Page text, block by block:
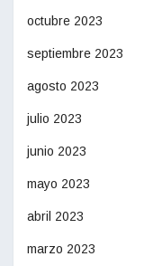
octubre 2023
septiembre 2023
agosto 2023
julio 2023
junio 2023
mayo 2023
abril 2023
marzo 2023